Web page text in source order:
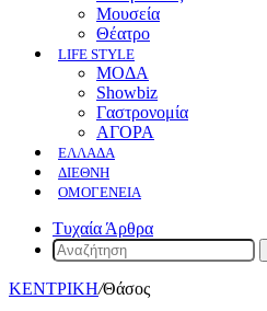
Mουσεία
Θέατρο
LIFE STYLE
ΜΟΔΑ
Showbiz
Γαστρονομία
ΑΓΟΡΑ
ΕΛΛΆΔΑ
ΔΙΕΘΝΉ
ΟΜΟΓΈΝΕΙΑ
Τυχαία Άρθρα
ΚΕΝΤΡΙΚΗ/Θάσος